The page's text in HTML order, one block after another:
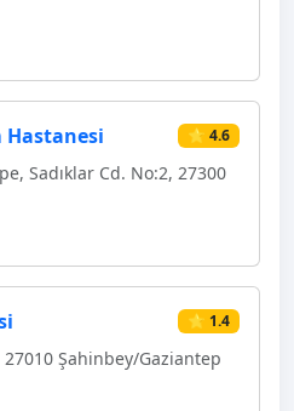
Hastanesi ⭐ 4.6
Sadıklar Cd. No:2, 27300
⭐ 1.4
Şahinbey/Gaziantep